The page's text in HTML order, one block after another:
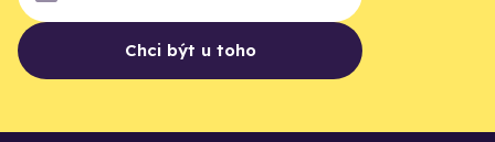
Chci být u toho